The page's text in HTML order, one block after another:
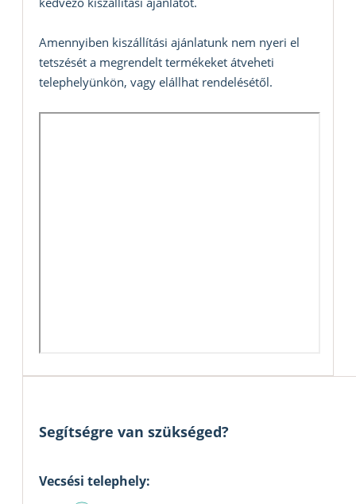
Amennyiben kiszállítási ajánlatunk nem nyeri el
tetszését a megrendelt termékeket átveheti
telephelyünkön, vagy elállhat rendelésétől.
Segítségre van szükséged?
Vecsési telephely: